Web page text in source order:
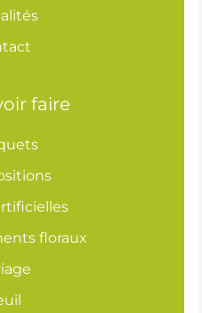
faire
floraux